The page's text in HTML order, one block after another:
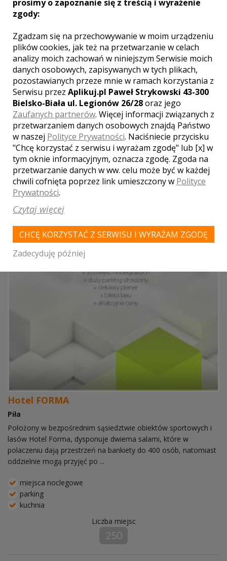
Zajazd "Tarcza"
Piła
W okolicy wspaniałego kompleksu leśnego usytuowany jest
Zajad Tarcza, gdzie znajda Państwo 20 miejsc noclegowych
oraz restauracja dla 150 gości i sale bankietowa na kameralne
spotkania do 40 gości, czy ...
miejsca noclegowe
parking
kuchnia
klimatyzacja
Liczba miejsc
100
Hotel FORMA
Piła
Położony w bezpośrednim sąsiedztwie obiektów sportowych i
lasów Hotel Forma, dysponuje dwiema salami, które w
polaczeniu dają przestrzeń na bankiety do 400 osób, natomiast
oddzielnie mogą przyjęć po ...
miejsca noclegowe
parking
kuchnia
Liczba miejsc
250
prosimy o zapoznanie się z treścią i wyrażenie
zgody:
Zgadzam się na przechowywanie w moim urządzeniu
plików cookies, jak też na przetwarzanie w celach
analizy moich zachowań w niniejszym Serwisie moich
danych osobowych, zapisywanych w tych plikach,
pozostawianych przeze mnie w ramach korzystania z
Serwisu przez Aplikuj.pl Paweł Strykowski 43-300
Bielsko-Biała ul. Legionów 26/28oraz jego
Zaufanych partnerów. Więcej informacji związanych z
przetwarzaniem danych osobowych znajdą Państwo
w naszej Polityce Prywatności. Naciśniecie przycisku
"Chcę korzystać z serwisu i wyrażam zgodę" lub [x] w
tym oknie informacyjnym, oznacza zgodę. Zgoda na
przetwarzanie danych w ww. celu może być w każdej
chwili cofnięta poprzez link umieszczony w Polityce
Prywatności.
Czytaj więcej
CHCĘ KORZYSTAĆ Z SERWISU I WYRAŻAM ZGODĘ
Zadecyduję później